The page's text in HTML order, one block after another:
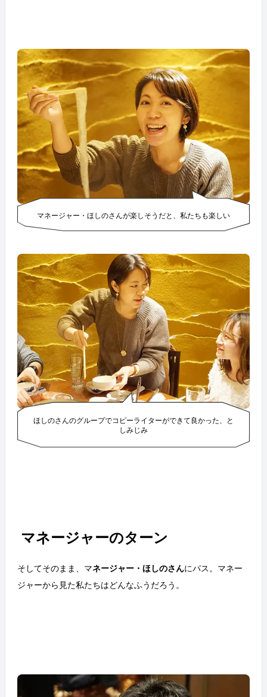
マネージャー・ほしのさんが楽しそうだと、私たちも楽しい
ほしのさんのグループでコピーライターができて良かった、と
しみじみ
マネージャーのターン
そしてそのまま、マネージャー・ほしのさんにパス。マネー
ジャーから見た私たちはどんなふうだろう。